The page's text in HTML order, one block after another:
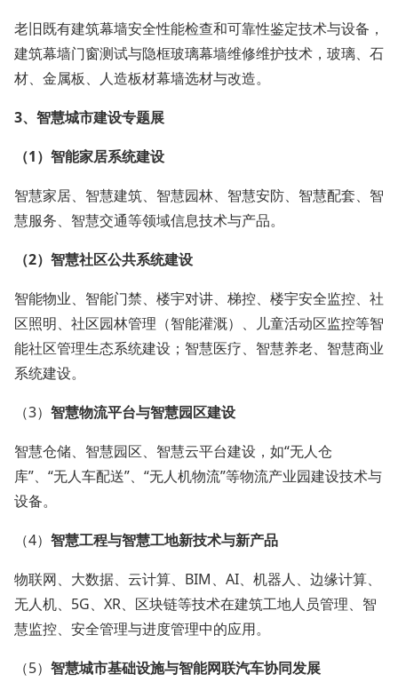
老旧既有建筑幕墙安全性能检查和可靠性鉴定技术与设备，
建筑幕墙门窗测试与隐框玻璃幕墙维修维护技术，玻璃、石
材、金属板、人造板材幕墙选材与改造。
3、 智慧城市建设专题展
（1） 智能家居系统建设
智慧家居、智慧建筑、智慧园林、智慧安防、智慧配套、智
慧服务、智慧交通等领域信息技术与产品。
（2） 智慧社区公共系统建设
智能物业、智能门禁、楼宇对讲、梯控、楼宇安全监控、社
区照明、社区园林管理（智能灌溉）、儿童活动区监控等智
能社区管理生态系统建设；智慧医疗、智慧养老、智慧商业
系统建设。
（3） 智慧物流平台与智慧园区建设
智慧仓储、智慧园区、智慧云平台建设，如“无人仓
库”、“无人车配送”、“无人机物流”等物流产业园建设技术与
设备。
（4） 智慧工程与智慧工地新技术与新产品
物联网、大数据、云计算、BIM、AI、机器人、边缘计算、
无人机、5G、XR、区块链等技术在建筑工地人员管理、智
慧监控、安全管理与进度管理中的应用。
（5） 智慧城市基础设施与智能网联汽车协同发展